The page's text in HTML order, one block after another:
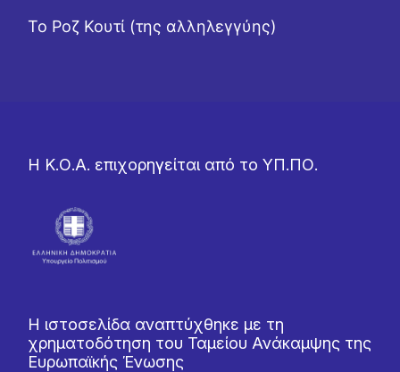
Το Ροζ Κουτί (της αλληλεγγύης)
Η Κ.Ο.Α. επιχορηγείται από το ΥΠ.ΠΟ.
Η ιστοσελίδα αναπτύχθηκε με τη
χρηματοδότηση του Ταμείου Ανάκαμψης της
Ευρωπαϊκής Ένωσης